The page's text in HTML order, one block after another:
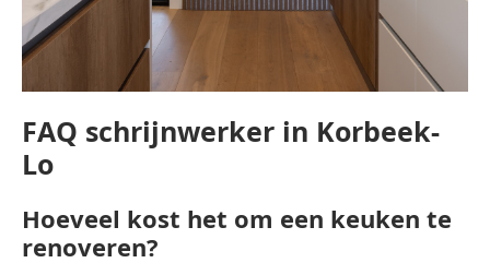
FAQ schrijnwerker in Korbeek-
Lo
Hoeveel kost het om een keuken te
renoveren?